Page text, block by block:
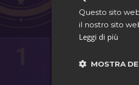
Questo sito
il nostro sito
Leggi di più
MOSTRA